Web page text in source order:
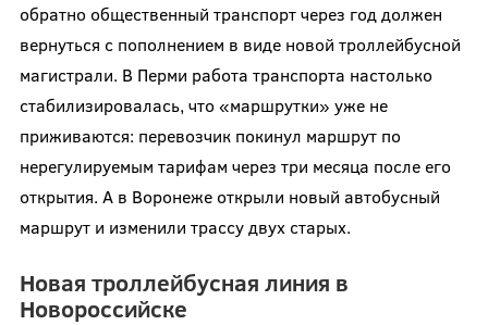
обратно общественный транспорт через год должен
вернуться с пополнением в виде новой троллейбусной
магистрали. В Перми работа транспорта настолько
стабилизировалась, что «маршрутки» уже не
приживаются: перевозчик покинул маршрут по
нерегулируемым тарифам через три месяца после его
открытия. А в Воронеже открыли новый автобусный
маршрут и изменили трассу двух старых.
Новая троллейбусная линия в
Новороссийске